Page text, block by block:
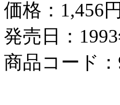
価格： 1,456円
発売日：1993
商品コード：